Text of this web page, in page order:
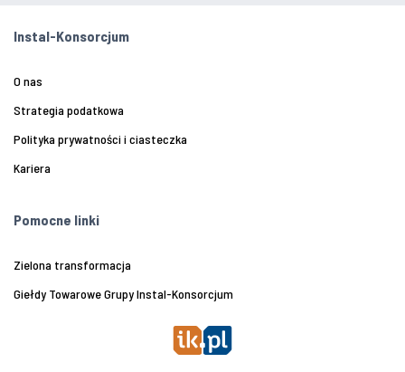
Instal-Konsorcjum
O nas
Strategia podatkowa
Polityka prywatności i ciasteczka
Kariera
Pomocne linki
Zielona transformacja
Giełdy Towarowe Grupy Instal-Konsorcjum